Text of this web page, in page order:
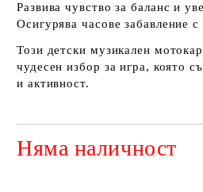
Развива чувство за баланс и
Осигурява часове забавление
Този детски музикален мотокар
чудесен избор за игра, която
и активност.
Няма наличност